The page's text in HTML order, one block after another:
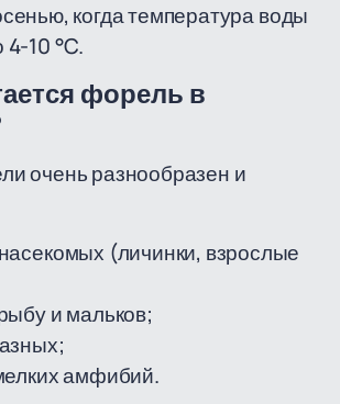
когда температура воды
10 °C.
форель в
очень разнообразен и
(личинки, взрослые
и мальков;
амфибий.